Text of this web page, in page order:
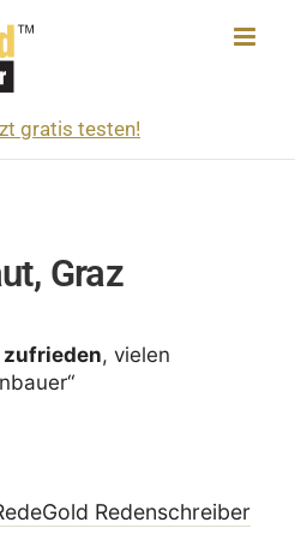
gratis testen!
Graz
, vielen
Reden­schreiber